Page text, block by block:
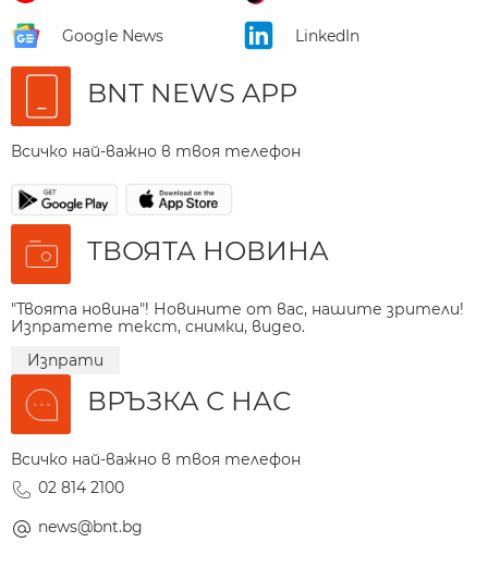
Google News LinkedIn
BNT NEWS APP
Всичко най-важно в твоя телефон
ТВОЯТА НОВИНА
"Твоята новина"! Новините от вас, нашите зрители!
Изпратете текст, снимки, видео.
Изпрати
ВРЪЗКА С НАС
Всичко най-важно в твоя телефон
02 814 2100
news@bnt.bg